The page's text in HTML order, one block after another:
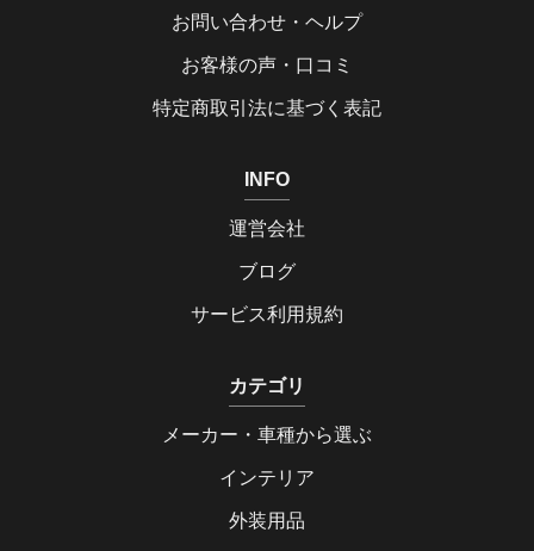
お問い合わせ・ヘルプ
お客様の声・口コミ
特定商取引法に基づく表記
INFO
運営会社
ブログ
サービス利用規約
カテゴリ
メーカー・車種から選ぶ
インテリア
外装用品